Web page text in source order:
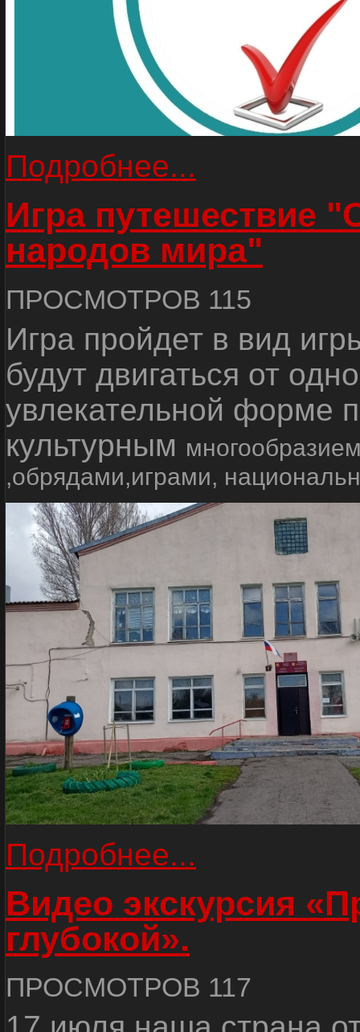
Подробнее...
Игра путешествие
народов мира"
ПРОСМОТРОВ 115
Игра пройдет в вид
будут двигаться от
увлекательной форме
культурным
,обрядами,играми,
Подробнее...
Видео экскурсия
глубокой».
ПРОСМОТРОВ 117